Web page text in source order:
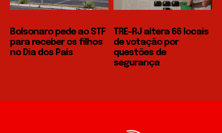
JUSTIÇA
Bolsonaro pede ao STF
para receber os filhos
no Dia dos Pais
JUSTIÇA
TRE-RJ altera 66 locais
de votação por
questões de
segurança